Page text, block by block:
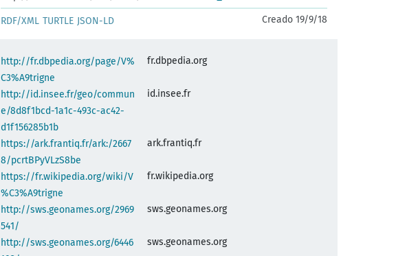
RDF/XML TURTLE JSON-LD Creado 19/9/18
http://fr.dbpedia.org/page/V%
C3%A9trigne
fr.dbpedia.org
http://id.insee.fr/geo/commun
e/8d8f1bcd-1a1c-493c-ac42-
d1f156285b1b
id.insee.fr
https://ark.frantiq.fr/ark:/2667
8/pcrtBPyVLzS8be
ark.frantiq.fr
https://fr.wikipedia.org/wiki/V
%C3%A9trigne
fr.wikipedia.org
http://sws.geonames.org/2969
541/
sws.geonames.org
http://sws.geonames.org/6446
sws.geonames.org